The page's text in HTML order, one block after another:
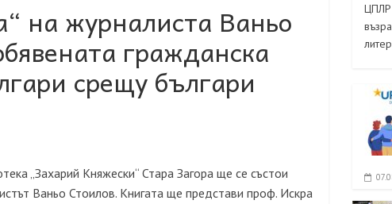
на журналиста Ваньо
гражданска
срещу българи
„Захарий Княжески“ Стара Загора ще се състои
Ваньо Стоилов. Книгата ще представи проф. Искра
ЦПЛР